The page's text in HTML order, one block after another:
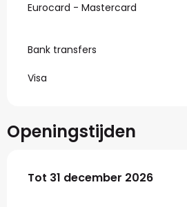
Eurocard - Mastercard
Bank transfers
Visa
Openingstijden
Vanaf 2 januari 2026tot
Tot 31 december 2026